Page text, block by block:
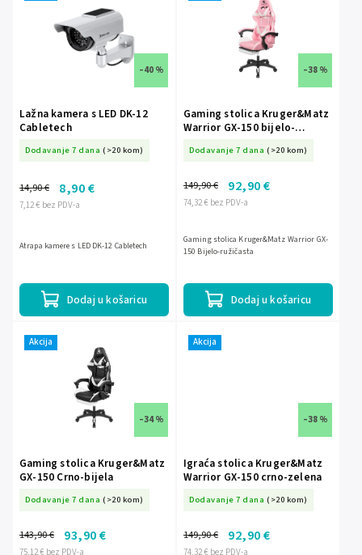
–40 %
Lažna kamera s LED DK-12
Cabletech
Dodavanje 7 dana (>20 kom)
7,12 € bez PDV-a
14,90 € 8,90 €
Dodaj u košaricu
Atrapa kamere s LED DK-12 Cabletech
–38 %
Gaming stolica Kruger&Matz
Warrior GX-150 bijelo-
Dodavanje 7 dana (>20 kom)
74,32 € bez PDV-a
149,90 € 92,90 €
Dodaj u košaricu
Gaming stolica Kruger&Matz Warrior GX-
150 Bijelo-ružičasta
Akcija
–34 %
Gaming stolica Kruger&Matz
GX-150 Crno-bijela
Dodavanje 7 dana (>20 kom)
75,12 € bez PDV-a
143,90 € 93,90 €
Akcija
–38 %
Igraća stolica Kruger&Matz
Warrior GX-150 crno-zelena
Dodavanje 7 dana (>20 kom)
74,32 € bez PDV-a
149,90 € 92,90 €